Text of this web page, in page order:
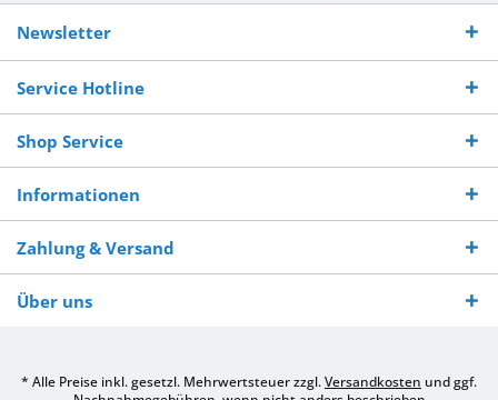
Kostenloser
Versand ab €
250,-
Versand innerhalb von Versand von So erreichen
Sie uns 0160
970 511 90
Newsletter
Service Hotline
Shop Service
Informationen
Zahlung & Versand
Über uns
* Alle Preise inkl. gesetzl. Mehrwertsteuer zzgl.Versandkosten und ggf.